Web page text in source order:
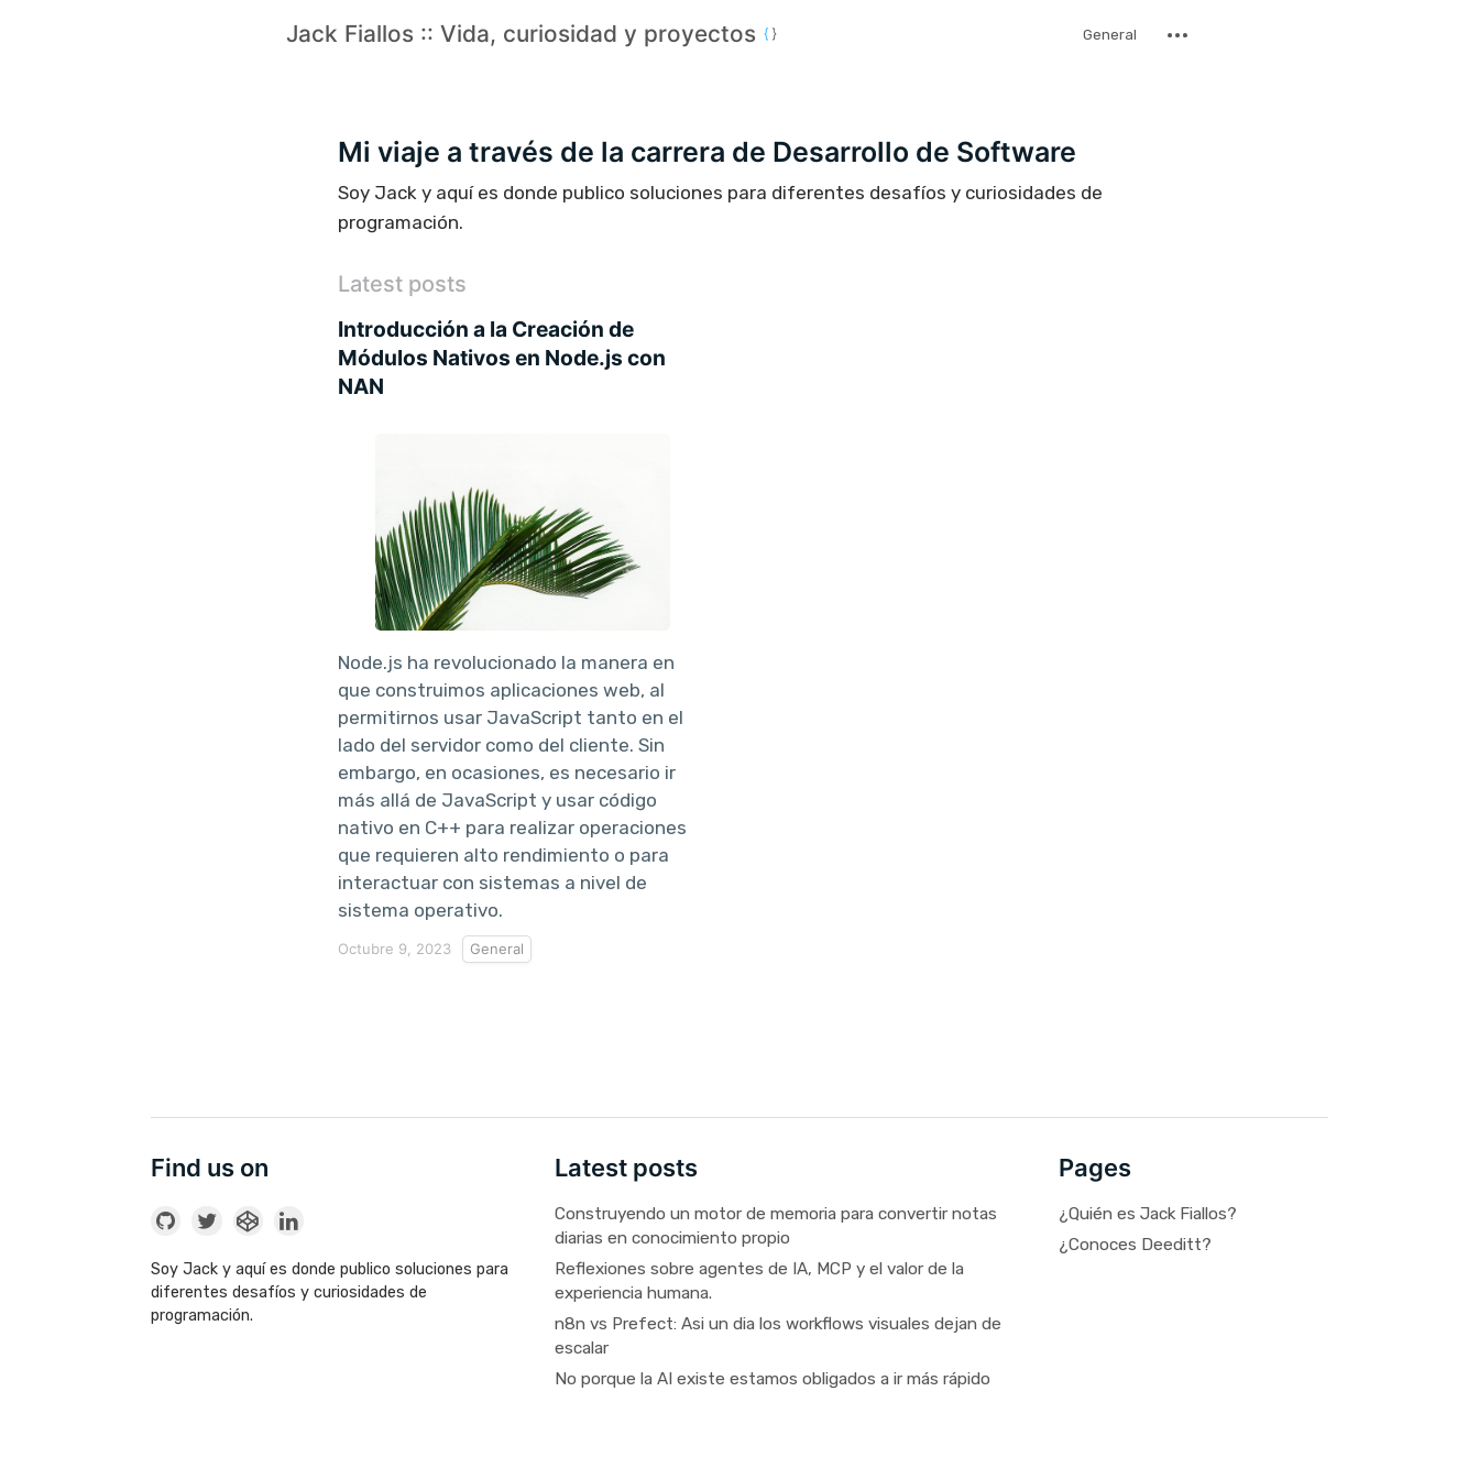
Jack Fiallos :: Vida, curiosidad y proyectos General
Mi viaje a través de la carrera de Desarrollo de Software
Soy Jack y aquí es donde publico soluciones para diferentes desafíos y curiosidades de
programación.
Latest posts
Introducción a la Creación de
Módulos Nativos en Node.js con
NAN
Node.js ha revolucionado la manera en
que construimos aplicaciones web, al
permitirnos usar JavaScript tanto en el
lado del servidor como del cliente. Sin
embargo, en ocasiones, es necesario ir
más allá de JavaScript y usar código
nativo en C++ para realizar operaciones
que requieren alto rendimiento o para
interactuar con sistemas a nivel de
sistema operativo.
Octubre 9, 2023 General
Find us on
Soy Jack y aquí es donde publico soluciones para
diferentes desafíos y curiosidades de
programación.
Latest posts
Construyendo un motor de memoria para convertir notas
diarias en conocimiento propio
Reflexiones sobre agentes de IA, MCP y el valor de la
experiencia humana.
n8n vs Prefect: Asi un dia los workflows visuales dejan de
escalar
No porque la AI existe estamos obligados a ir más rápido
Pages
¿Quién es Jack Fiallos?
¿Conoces Deeditt?